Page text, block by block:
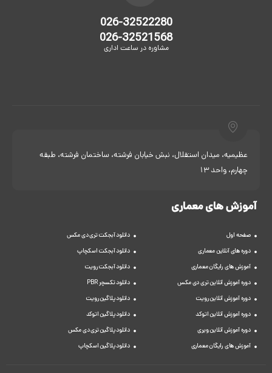
026-32522280
026-32521568
مشاوره در ساعت اداری
عظیمیه، میدان استقلال، نبش خیابان فرشته، ساختمان فرشته، طبقه
چهارم، واحد 13
آموزش های معماری
صفحه اول
دوره های آنلاین معماری
آموزش های رایگان معماری
دوره آموزش آنلاین تری دی مکس
دوره آموزش آنلاین رویت
دوره آموزش آنلاین اتوکد
دوره آموزش آنلاین ویری
آموزش های رایگان معماری
دانلود آبجکت تری دی مکس
دانلود آبجکت اسکچاپ
دانلود آبجکت رویت
دانلود تکسچر PBR
دانلود پلاگین رویت
دانلود پلاگین اتوکد
دانلود پلاگین تری دی مکس
دانلود پلاگین اسکچاپ